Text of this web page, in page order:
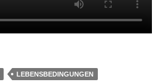
LEBENSBEDINGUNGEN